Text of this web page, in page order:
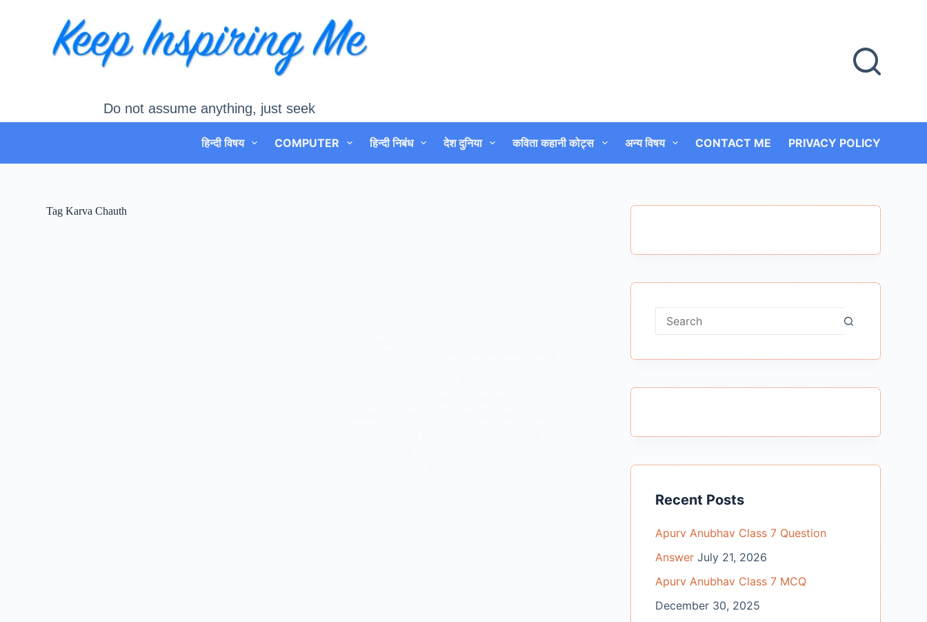
Do not assume anything, just seek
हिन्दी विषय COMPUTER हिन्दी निबंध देश दुनिया कविता कहानी कोट्स अन्य विषय CONTACT ME PRIVACY POLICY
Tag Karva Chauth
No
Recent Posts
Apurv Anubhav Class 7 Question
Answer July 21, 2026
Apurv Anubhav Class 7 MCQ
December 30, 2025